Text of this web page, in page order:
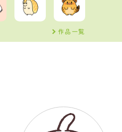
作品一覧